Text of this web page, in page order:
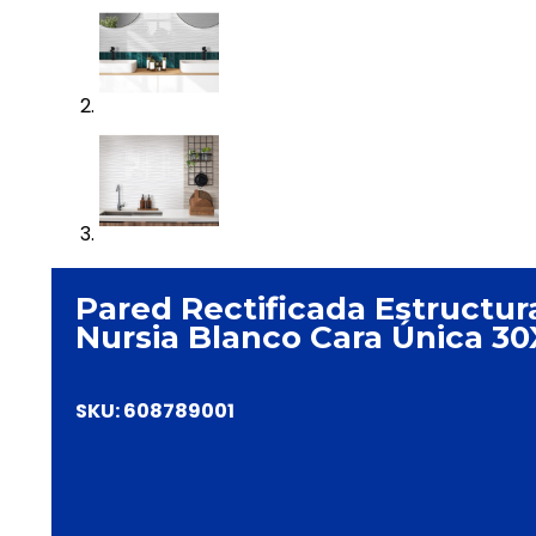
Pared Rectificada
Nursia Blanco Cara Única
SKU:608789001